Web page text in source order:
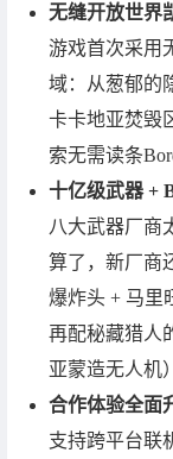
无缝开放世界
游戏首次采用
域：从葱郁的
卡卡地亚焚毁
索无需读条
十亿级武器 +
八大武器厂商
算了，新厂商
爆炸头 + 马里
再配秘藏猎人
亚蒙造无人机
合作体验全面
支持跨平台联